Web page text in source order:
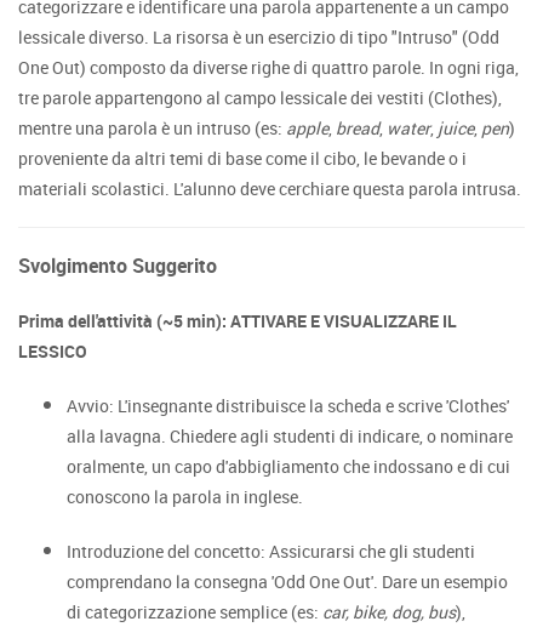
categorizzare e identificare una parola appartenente a un campo
lessicale diverso. La risorsa è un esercizio di tipo "Intruso" (Odd
One Out) composto da diverse righe di quattro parole. In ogni riga,
tre parole appartengono al campo lessicale dei vestiti (Clothes),
mentre una parola è un intruso (es: apple, bread, water, juice, pen)
proveniente da altri temi di base come il cibo, le bevande o i
materiali scolastici. L'alunno deve cerchiare questa parola intrusa.
Svolgimento Suggerito
Prima dell'attività (~5 min): ATTIVARE E VISUALIZZARE IL
LESSICO
Avvio: L'insegnante distribuisce la scheda e scrive 'Clothes'
alla lavagna. Chiedere agli studenti di indicare, o nominare
oralmente, un capo d'abbigliamento che indossano e di cui
conoscono la parola in inglese.
Introduzione del concetto: Assicurarsi che gli studenti
comprendano la consegna 'Odd One Out'. Dare un esempio
di categorizzazione semplice (es: car, bike, dog, bus),